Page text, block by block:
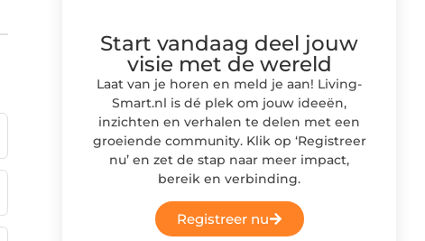
Start vandaag deel jouw
visie met de wereld
Laat van je horen en meld je aan! Living-
Smart.nl is dé plek om jouw ideeën,
inzichten en verhalen te delen met een
groeiende community. Klik op ‘Registreer
nu’ en zet de stap naar meer impact,
bereik en verbinding.
Registreer nu